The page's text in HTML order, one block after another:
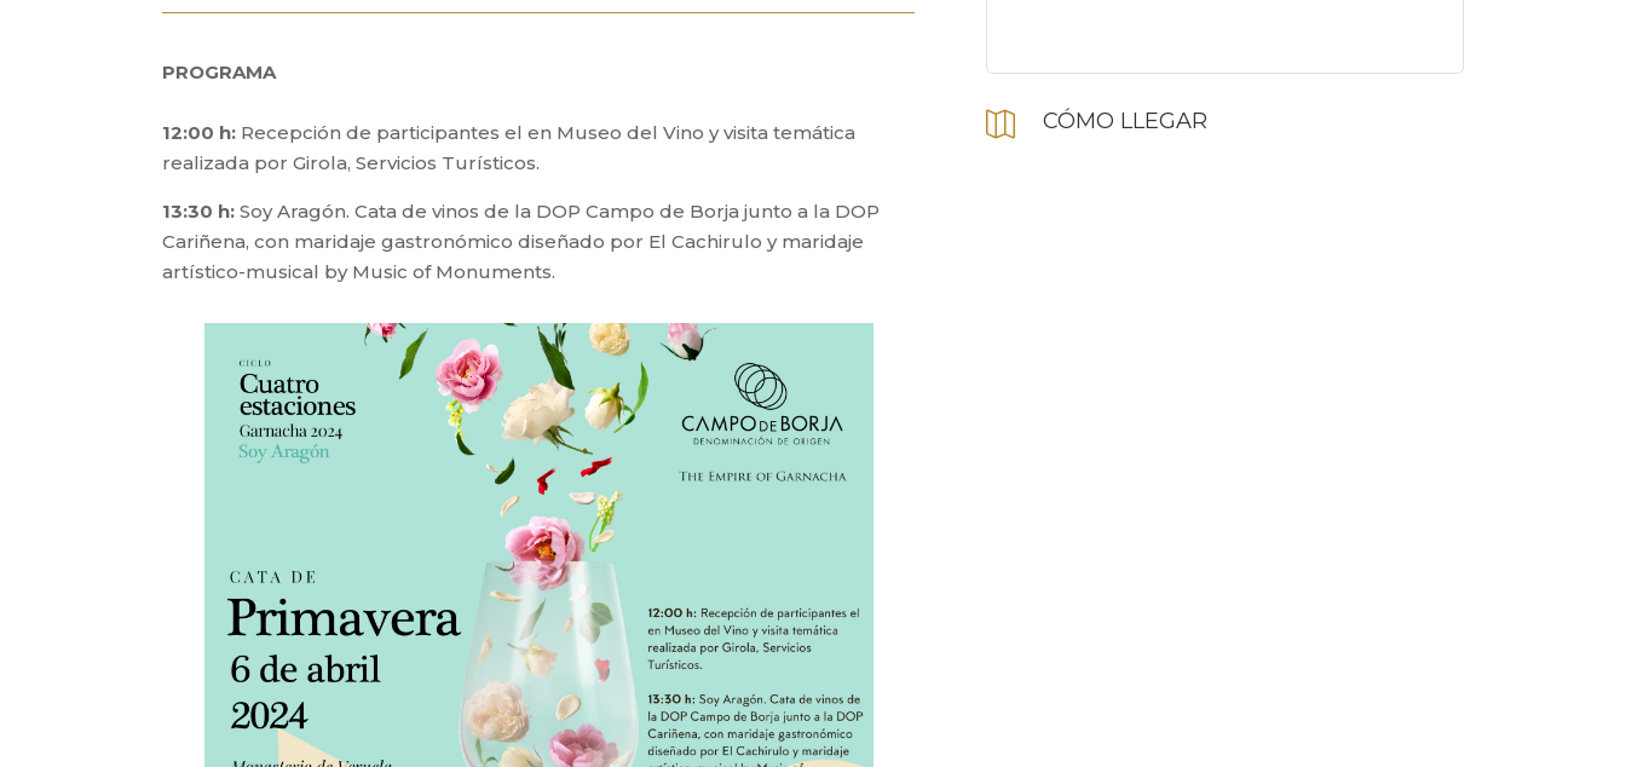
PROGRAMA
12:00 h: Recepción de participantes el en Museo del Vino y visita temática
realizada por Girola, Servicios Turísticos.
13:30 h: Soy Aragón. Cata de vinos de la DOP Campo de Borja junto a la DOP
Cariñena, con maridaje gastronómico diseñado por El Cachirulo y maridaje
artístico-musical by Music of Monuments.
 CÓMO LLEGAR